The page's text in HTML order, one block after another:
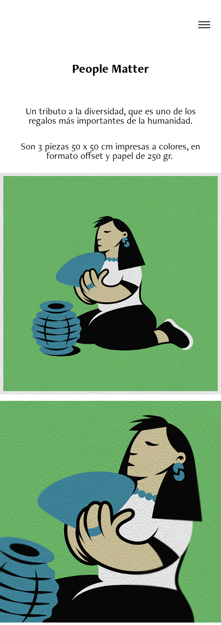
People Matter
Un tributo a la diversidad, que es uno de los
regalos más importantes de la humanidad.
Son 3 piezas 50 x 50 cm impresas a colores, en
formato offset y papel de 250 gr.